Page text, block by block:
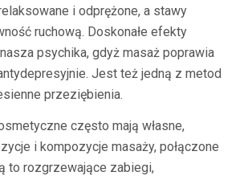
i odprężone, a stawy
ruchową. Doskonałe efekty
psychika, gdyż masaż poprawia
Jest też jedną z metod
przeziębienia.
często mają własne,
i kompozycje masaży, połączone
to rozgrzewające zabiegi,